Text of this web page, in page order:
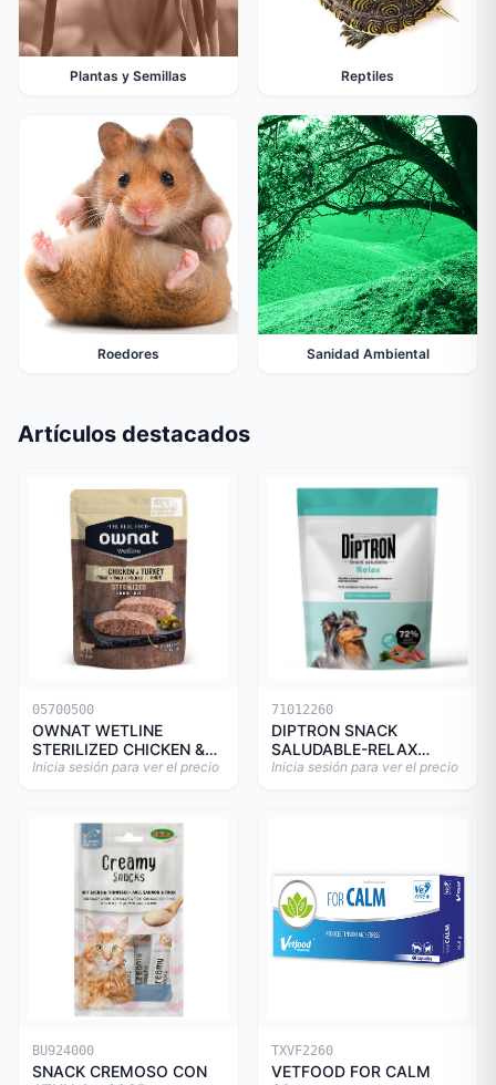
Plantas y Semillas Reptiles
Roedores Sanidad Ambiental
Artículos destacados
05700500
OWNAT WETLINE
STERILIZED CHICKEN &
TURKEY CAT 85gr
Inicia sesión para ver el precio
71012260
DIPTRON SNACK
SALUDABLE-RELAX
150GR
Inicia sesión para ver el precio
BU924000
SNACK CREMOSO CON
TXVF2260
VETFOOD FOR CALM